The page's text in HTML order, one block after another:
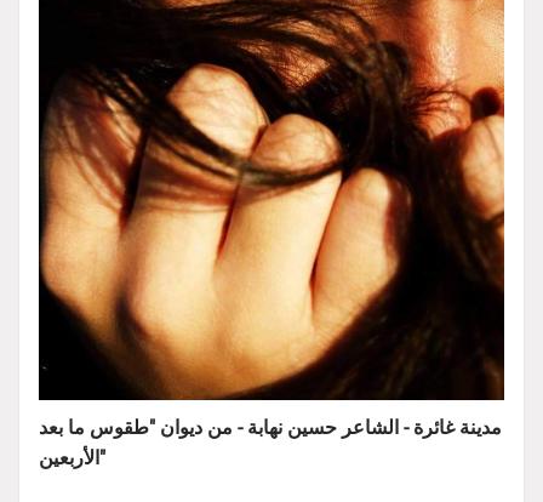
مدينة غائرة - الشاعر حسين نهابة - من ديوان "طقوس ما بعد
الأربعين"